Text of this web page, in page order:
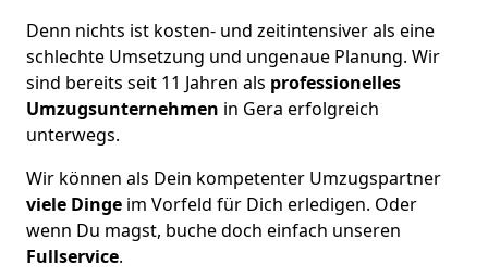
Denn nichts ist kosten- und zeitintensiver als eine
schlechte Umsetzung und ungenaue Planung. Wir
sind bereits seit 11 Jahren als professionelles
Umzugsunternehmen in Gera erfolgreich
unterwegs.
Wir können als Dein kompetenter Umzugspartner
viele Dinge im Vorfeld für Dich erledigen. Oder
wenn Du magst, buche doch einfach unseren
Fullservice.